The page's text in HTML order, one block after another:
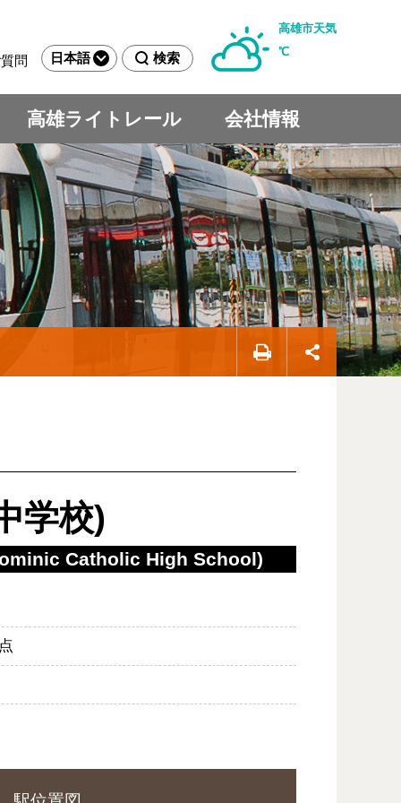
問 日本語 検索
高雄市天気
℃
高雄ライトレール 会社情報
学校)
Catholic High School)